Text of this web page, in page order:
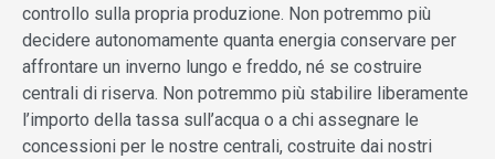
controllo sulla propria produzione. Non potremmo più
decidere autonomamente quanta energia conservare per
affrontare un inverno lungo e freddo, né se costruire
centrali di riserva. Non potremmo più stabilire liberamente
l’importo della tassa sull’acqua o a chi assegnare le
concessioni per le nostre centrali, costruite dai nostri